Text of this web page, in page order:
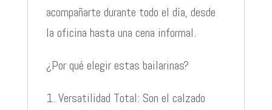
acompañarte durante todo el día, desde
la oficina hasta una cena informal.
¿Por qué elegir estas bailarinas?
1. Versatilidad Total: Son el calzado